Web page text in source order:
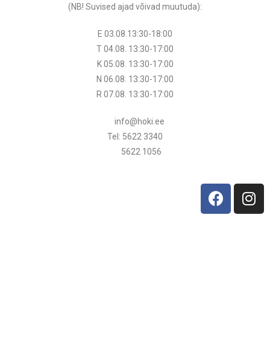
(NB! Suvised ajad võivad muutuda):
E 03.08.13:30-18:00
T 04.08. 13:30-17:00
K 05.08. 13:30-17:00
N 06.08. 13:30-17:00
R 07.08. 13:30-17:00
info@hoki.ee
Tel: 5622 3340
5622 1056